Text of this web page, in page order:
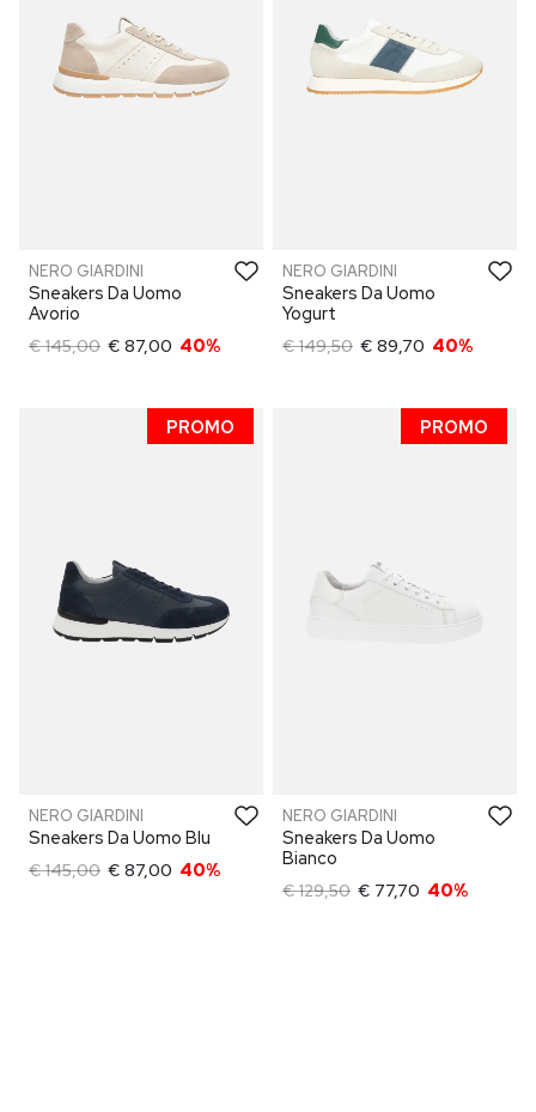
NERO GIARDINI
Sneakers Da Uomo
Avorio
€ 145,00 € 87,00 40%
NERO GIARDINI
Sneakers Da Uomo
Yogurt
€ 149,50 € 89,70 40%
PROMO
NERO GIARDINI
Sneakers Da Uomo Blu
€ 145,00 € 87,00 40%
PROMO
NERO GIARDINI
Sneakers Da Uomo
Bianco
€ 129,50 € 77,70 40%